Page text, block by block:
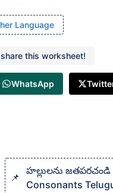
Language
this worksheet!
WhatsApp
హల్లులను జతపరచండి
Consonants